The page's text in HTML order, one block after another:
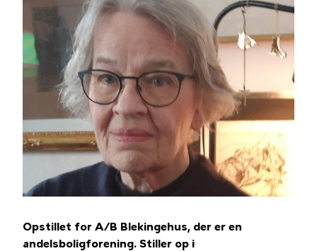
Opstillet for A/B Blekingehus, der er en
andelsboligforening. Stiller op i